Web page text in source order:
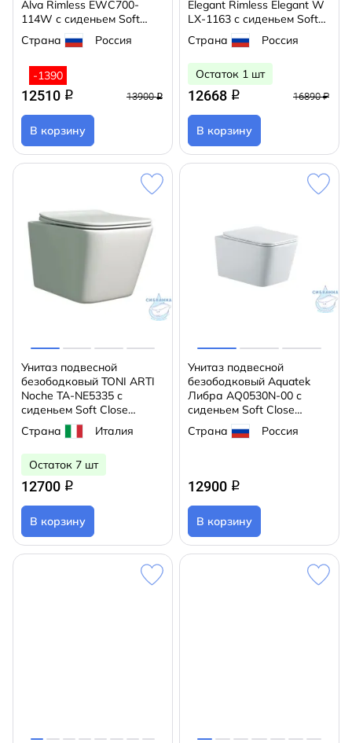
Alva Rimless EWC700-
114W с сиденьем Soft
Close (микролифт)
Страна Россия
-1390
12510 q 13900q
В корзину
Elegant Rimless Elegant W
LX-1163 с сиденьем Soft
Close (микролифт)
Страна Россия
Остаток 1 шт
12668 q 16890 ₽
В корзину
Унитаз подвесной
безободковый TONI ARTI
Noche TA-NE5335 с
сиденьем Soft Close
(микролифт)
Страна Италия
Остаток 7 шт
12700 q
В корзину
Унитаз подвесной
безободковый Aquatek
Либра AQ0530N-00 с
сиденьем Soft Close
(микролифт)
Страна Россия
12900 q
В корзину